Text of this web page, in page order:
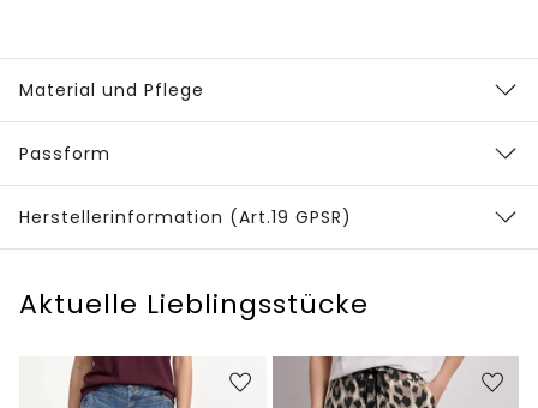
Material und Pflege
Passform
Herstellerinformation (Art.19 GPSR)
Aktuelle Lieblingsstücke